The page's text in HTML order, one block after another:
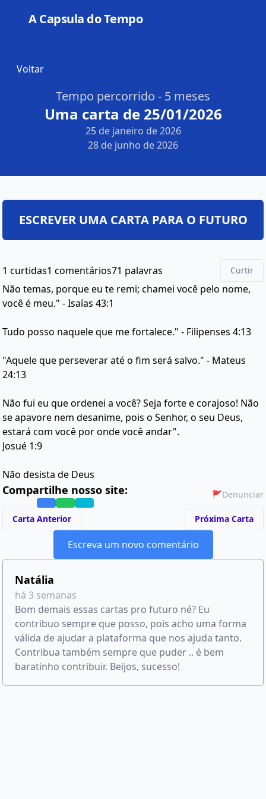
A Capsula do Tempo
Voltar
Tempo percorrido - 5 meses
Uma carta de 25/01/2026
25 de janeiro de 2026
28 de junho de 2026
1 curtidas1 comentários71 palavras Curtir
Não temas, porque eu te remi; chamei você pelo nome,
você é meu." - Isaías 43:1
Tudo posso naquele que me fortalece." - Filipenses 4:13
"Aquele que perseverar até o fim será salvo." - Mateus
24:13
Não fui eu que ordenei a você? Seja forte e corajoso! Não
se apavore nem desanime, pois o Senhor, o seu Deus,
estará com você por onde você andar".
Josué 1:9
Não desista de Deus
Compartilhe nosso site: 🚩Denunciar
Carta Anterior Próxima Carta
Escreva um novo comentário
Natália
há 3 semanas
Bom demais essas cartas pro futuro né? Eu
contribuo sempre que posso, pois acho uma forma
válida de ajudar a plataforma que nos ajuda tanto.
Contribua também sempre que puder .. é bem
baratinho contribuir. Beijos, sucesso!
ESCREVER UMA CARTA PARA O FUTURO